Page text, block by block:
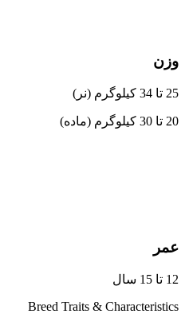
وزن
25 تا 34 کیلوگرم (نر)
20 تا 30 کیلوگرم (ماده)
عمر
12 تا 15 سال
Breed Traits & Characteristics